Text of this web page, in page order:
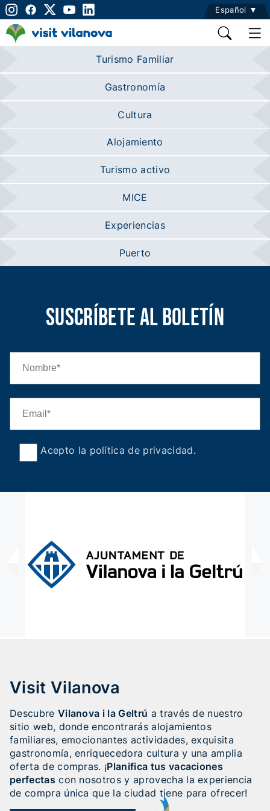
Español
Turismo Familiar
Gastronomía
Cultura
Alojamiento
Turismo activo
MICE
Experiencias
Puerto
Suscríbete al boletín
Acepto la política de privacidad.
Visit Vilanova
Descubre Vilanova i la Geltrú a través de nuestro
sitio web, donde encontrarás alojamientos
familiares, emocionantes actividades, exquisita
gastronomía, enriquecedora cultura y una amplia
oferta de compras. ¡Planifica tus vacaciones
perfectas con nosotros y aprovecha la experiencia
de compra única que la ciudad tiene para ofrecer!